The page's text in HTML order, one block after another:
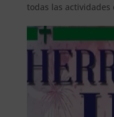
todas las